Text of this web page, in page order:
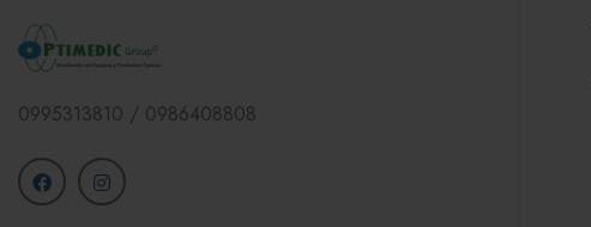
0995313810 / 0986408808